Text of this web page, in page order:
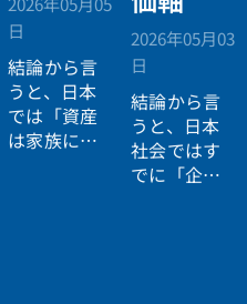
日
結論から言
うと、日本
では「資産
は家族に引
2026年05月03
日
結論から言
うと、日本
社会ではす
でに「企業